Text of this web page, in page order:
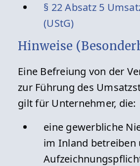
§ 22 Absatz 5
(UStG)
Hinweise
Eine Befreiung von der
zur Führung des
gilt für Unternehmer, die:
eine gewerbliche
im Inland betreiben